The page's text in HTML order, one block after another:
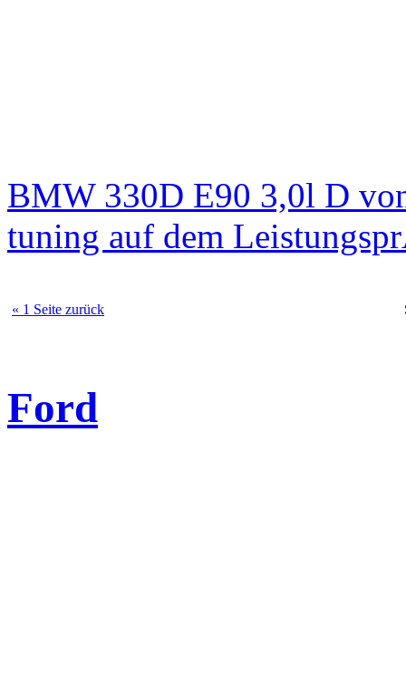
BMW 330D E90 3,0l D
tuning auf dem
« 1 Seite zurück
Ford